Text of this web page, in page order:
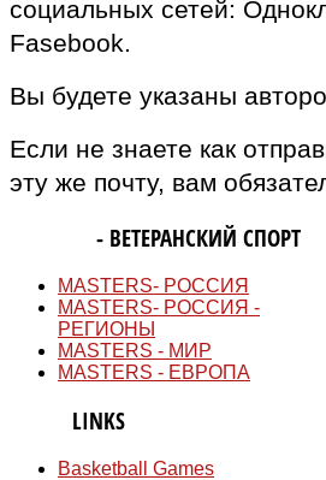
социальных сетей:
Fasebook.
Вы будете указаны
Если не знаете как
эту же почту, вам
- ВЕТЕРАНСКИЙ СПОРТ
MASTERS- РОССИЯ
MASTERS- РОССИЯ -
РЕГИОНЫ
MASTERS - МИР
MASTERS - ЕВРОПА
LINKS
Basketball Games